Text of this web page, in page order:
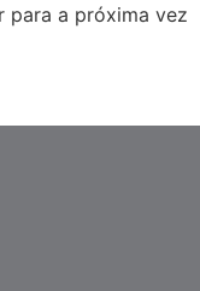
para a próxima vez